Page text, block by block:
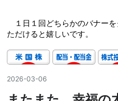
１日１回どちらかのバナー
ただけると嬉しいです。
2026-03-06